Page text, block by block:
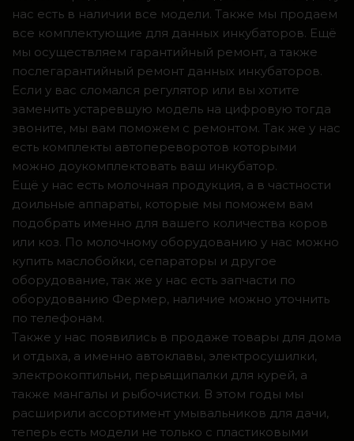
нас есть в наличии все модели. Также мы продаем
все комплектующие для данных инкубаторов. Ещё
мы осуществляем гарантийный ремонт, а также
послегарантийный ремонт данных инкубаторов.
Если у вас сломался регулятор или вы хотите
заменить устаревшую модель на цифровую тогда
звоните, мы вам поможем с ремонтом. Так же у нас
есть комплекты автопереворотов которыми
можно доукомплектовать ваш инкубатор.
Ещё у нас есть молочная продукция, а в частности
доильные аппараты, которые мы поможем вам
подобрать именно для вашего количества коров
или коз. По молочному оборудованию у нас можно
купить маслобойки, сепараторы и другое
оборудование, так же у нас есть запчасти по
оборудованию Фермер, наличие можно уточнить
по телефонам.
Также у нас появились в продаже товары для дома
и отдыха, а именно автоклавы, электросушилки,
электрокоптильни, перьящипалки для курей, а
также мангалы и рыбочистки. В этом годы мы
расширили ассортимент умывальников для дачи,
теперь есть модели не только с пластиковыми